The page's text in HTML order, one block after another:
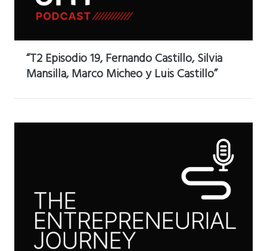
“T2 Episodio 19, Fernando Castillo, Silvia
Mansilla, Marco Micheo y Luis Castillo”